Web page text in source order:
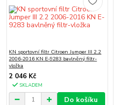
KN sportovní filtr Citroen Jumper III 2.2
2006-2016 KN E-9283 bavlněný filtr-
vložka
2 046 Kč
SKLADEM
Do košíku